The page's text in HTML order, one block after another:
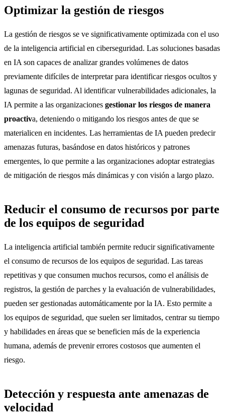
Optimizar la gestión de riesgos
La gestión de riesgos se ve significativamente optimizada con el uso
de la inteligencia artificial en ciberseguridad. Las soluciones basadas
en IA son capaces de analizar grandes volúmenes de datos
previamente difíciles de interpretar para identificar riesgos ocultos y
lagunas de seguridad. Al identificar vulnerabilidades adicionales, la
IA permite a las organizaciones gestionar los riesgos de manera
proactiva, deteniendo o mitigando los riesgos antes de que se
materialicen en incidentes. Las herramientas de IA pueden predecir
amenazas futuras, basándose en datos históricos y patrones
emergentes, lo que permite a las organizaciones adoptar estrategias
de mitigación de riesgos más dinámicas y con visión a largo plazo.
Reducir el consumo de recursos por parte
de los equipos de seguridad
La inteligencia artificial también permite reducir significativamente
el consumo de recursos de los equipos de seguridad. Las tareas
repetitivas y que consumen muchos recursos, como el análisis de
registros, la gestión de parches y la evaluación de vulnerabilidades,
pueden ser gestionadas automáticamente por la IA. Esto permite a
los equipos de seguridad, que suelen ser limitados, centrar su tiempo
y habilidades en áreas que se beneficien más de la experiencia
humana, además de prevenir errores costosos que aumenten el
riesgo.
Detección y respuesta ante amenazas de
velocidad